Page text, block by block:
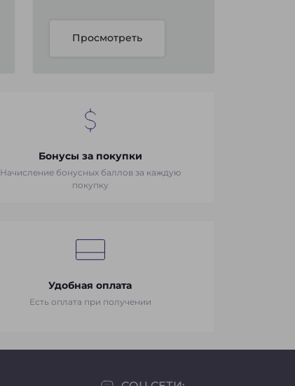
Просмотреть
Бонусы за покупки
Начисление бонусных баллов за каждую
покупку
Удобная оплата
Есть оплата при получении